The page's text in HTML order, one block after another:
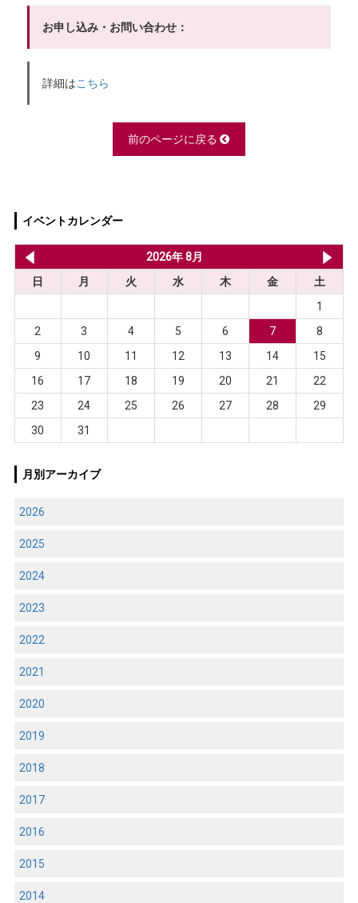
お申し込み・お問い合わせ：
詳細はこちら
前のページに戻る
イベントカレンダー
2026年 8月
日
月 火 水 木 金
土
1
2
3 4 5 6 7
8
9
10 11 12 13 14
15
16
17 18 19 20 21
22
23
24 25 26 27 28
29
30
31
月別アーカイブ
2026
2025
2024
2023
2022
2021
2020
2019
2018
2017
2016
2015
2014